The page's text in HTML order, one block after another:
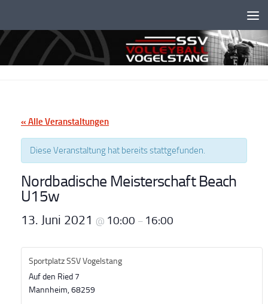
« Alle Veranstaltungen
Diese Veranstaltung hat bereits stattgefunden.
Nordbadische Meisterschaft Beach
U15w
13. Juni 2021 @ 10:00 – 16:00
Sportplatz SSV Vogelstang
Auf den Ried 7
Mannheim,68259